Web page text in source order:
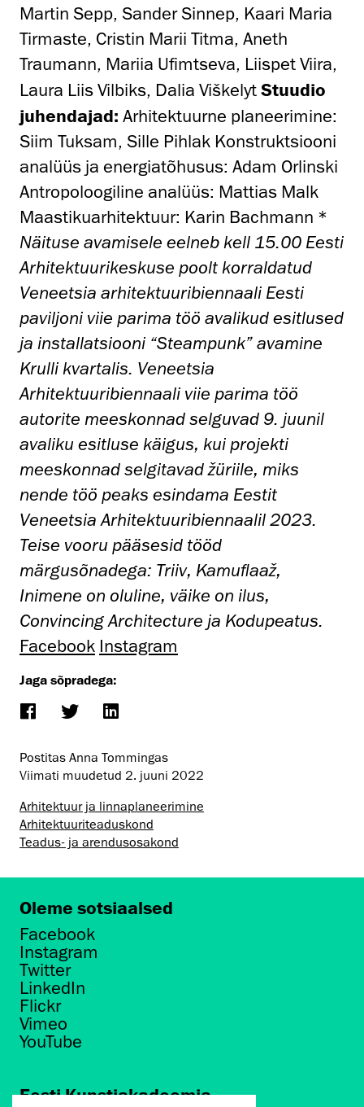
Martin Sepp, Sander Sinnep, Kaari Maria
Tirmaste, Cristin Marii Titma, Aneth
Traumann, Mariia Ufimtseva, Liispet Viira,
Laura Liis Vilbiks, Dalia Viškelyt Stuudio
juhendajad: Arhitektuurne planeerimine:
Siim Tuksam, Sille Pihlak Konstruktsiooni
analüüs ja energiatõhusus: Adam Orlinski
Antropoloogiline analüüs: Mattias Malk
Maastikuarhitektuur: Karin Bachmann *
Näituse avamisele eelneb kell 15.00 Eesti
Arhitektuurikeskuse poolt korraldatud
Veneetsia arhitektuuribiennaali Eesti
paviljoni viie parima töö avalikud esitlused
ja installatsiooni “Steampunk” avamine
Krulli kvartalis. Veneetsia
Arhitektuuribiennaali viie parima töö
autorite meeskonnad selguvad 9. juunil
avaliku esitluse käigus, kui projekti
meeskonnad selgitavad žüriile, miks
nende töö peaks esindama Eestit
Veneetsia Arhitektuuribiennaalil 2023.
Teise vooru pääsesid tööd
märgusõnadega: Triiv, Kamuflaaž,
Inimene on oluline, väike on ilus,
Convincing Architecture ja Kodupeatus.
Facebook Instagram
Jaga sõpradega:
Postitas Anna Tommingas
Viimati muudetud 2. juuni 2022
Arhitektuur ja linnaplaneerimine
Arhitektuuri­teaduskond
Teadus- ja arendusosakond
Oleme sotsiaalsed
Facebook
Instagram
Twitter
LinkedIn
Flickr
Vimeo
YouTube
Eesti Kunstiakadeemia